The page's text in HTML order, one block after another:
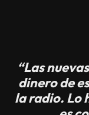
“Las
dinero de
la radio. Lo